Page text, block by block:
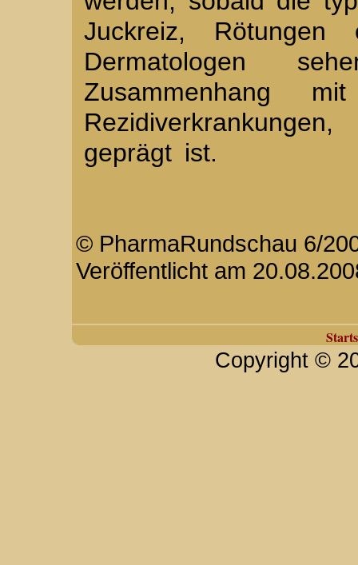
Juckreiz, Rötungen
Dermatologen
Zusammenhang
geprägt ist.
© PharmaRundschau 6/
Veröffentlicht am
Copyright ©